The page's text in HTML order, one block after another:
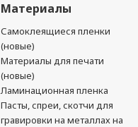
Материалы
Самоклеящиеся пленки
(новые)
Материалы для печати
(новые)
Ламинационная пленка
Пасты, спреи, скотчи для
гравировки на металлах на